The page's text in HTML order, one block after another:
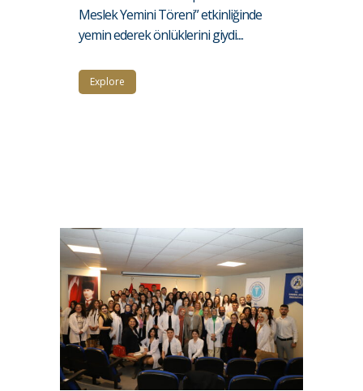
Meslek Yemini Töreni” etkinliğinde
yemin ederek önlüklerini giydi....
Explore